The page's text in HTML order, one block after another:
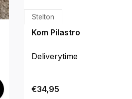
Stelton
Kom Pilastro
Deliverytime
€34,95